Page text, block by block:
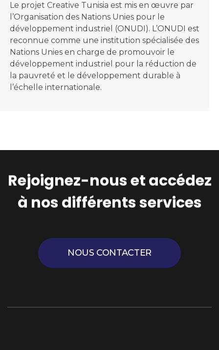
Le projet Creative Tunisia est mis en œuvre par
l’Organisation des Nations Unies pour le
développement industriel (ONUDI). L’ONUDI est
reconnue comme une institution spécialisée des
Nations Unies en charge de promouvoir le
développement industriel pour la réduction de
la pauvreté et le développement durable à
l’échelle internationale.
Rejoignez-nous et accédez
à nos différents services
NOUS CONTACTER